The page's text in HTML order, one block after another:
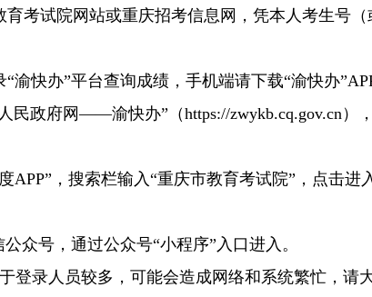
考试院网站或重庆招考信息网，凭本人考生号
渝快办”平台查询成绩，手机端请下载“渝快办
民政府网——渝快办”（https://zwykb.cq.gov.cn）
APP”，搜索栏输入“重庆市教育考试院”，点击进
众号，通过公众号“小程序”入口进入。
登录人员较多，可能会造成网络和系统繁忙，请